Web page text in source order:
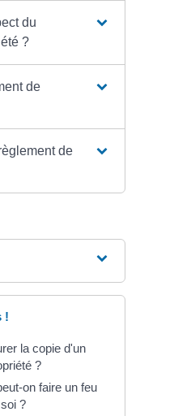
du
?
de
de
!
la copie d'un
?
on faire un feu
?